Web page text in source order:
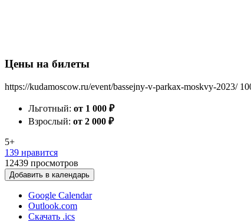
Цены на билеты
https://kudamoscow.ru/event/bassejny-v-parkax-moskvy-2023/
Льготный: от 1 000 ₽
Взрослый: от 2 000 ₽
5+
139 нравится
12439 просмотров
Добавить в календарь
Google Calendar
Outlook.com
Скачать .ics